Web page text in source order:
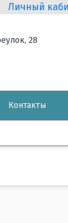
Личный
28
Контакты